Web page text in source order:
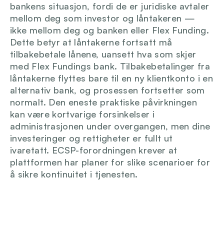
bankens situasjon, fordi de er juridiske avtaler
mellom deg som investor og låntakeren —
ikke mellom deg og banken eller Flex Funding.
Dette betyr at låntakerne fortsatt må
tilbakebetale lånene, uansett hva som skjer
med Flex Fundings bank. Tilbakebetalinger fra
låntakerne flyttes bare til en ny klientkonto i en
alternativ bank, og prosessen fortsetter som
normalt. Den eneste praktiske påvirkningen
kan være kortvarige forsinkelser i
administrasjonen under overgangen, men dine
investeringer og rettigheter er fullt ut
ivaretatt. ECSP-forordningen krever at
plattformen har planer for slike scenarioer for
å sikre kontinuitet i tjenesten.